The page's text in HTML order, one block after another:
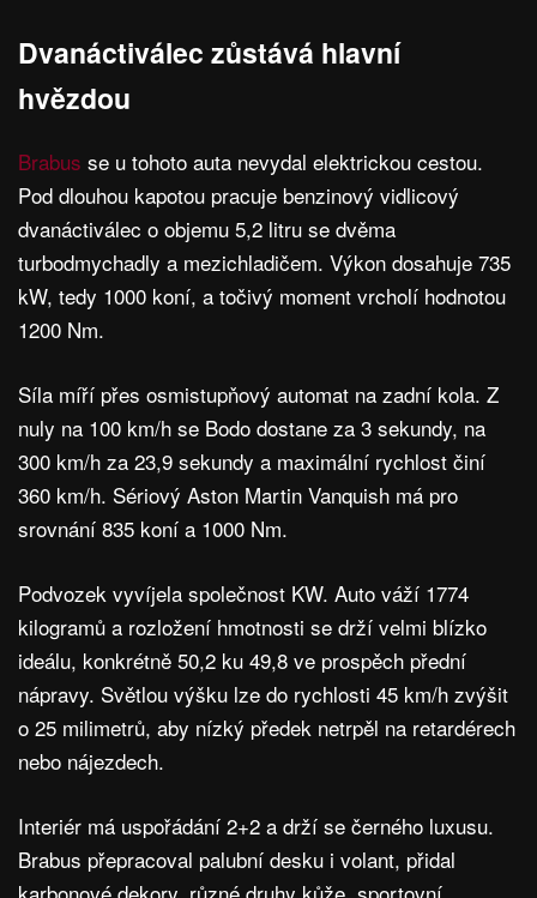
Dvanáctiválec zůstává hlavní
hvězdou
Brabus se u tohoto auta nevydal elektrickou cestou.
Pod dlouhou kapotou pracuje benzinový vidlicový
dvanáctiválec o objemu 5,2 litru se dvěma
turbodmychadly a mezichladičem. Výkon dosahuje 735
kW, tedy 1000 koní, a točivý moment vrcholí hodnotou
1200 Nm.
Síla míří přes osmistupňový automat na zadní kola. Z
nuly na 100 km/h se Bodo dostane za 3 sekundy, na
300 km/h za 23,9 sekundy a maximální rychlost činí
360 km/h. Sériový Aston Martin Vanquish má pro
srovnání 835 koní a 1000 Nm.
Podvozek vyvíjela společnost KW. Auto váží 1774
kilogramů a rozložení hmotnosti se drží velmi blízko
ideálu, konkrétně 50,2 ku 49,8 ve prospěch přední
nápravy. Světlou výšku lze do rychlosti 45 km/h zvýšit
o 25 milimetrů, aby nízký předek netrpěl na retardérech
nebo nájezdech.
Interiér má uspořádání 2+2 a drží se černého luxusu.
Brabus přepracoval palubní desku i volant, přidal